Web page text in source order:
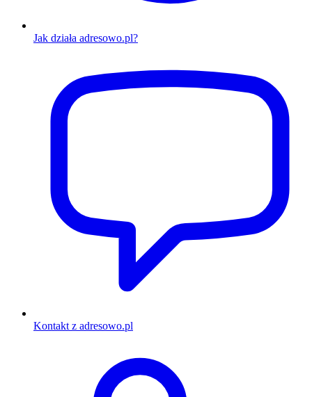
Jak działa adresowo.pl?
Kontakt z adresowo.pl